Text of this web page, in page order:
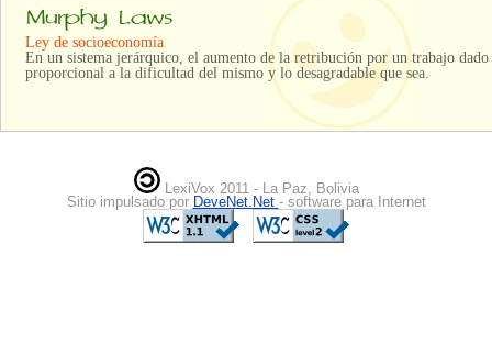
Ley de socioeconomía
En un sistema jerárquico, el aumento de la retribución por un trabajo dado
proporcional a la dificultad del mismo y lo desagradable que sea.
LexiVox 2011 - La Paz, Bolivia
Sitio impulsado por DeveNet.Net - software para Internet